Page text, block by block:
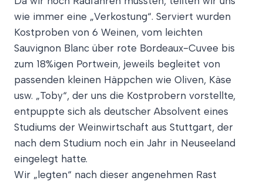
wie immer eine „Verkostung“. Serviert wurden
Kostproben von 6 Weinen, vom leichten
Sauvignon Blanc über rote Bordeaux-Cuvee bis
zum 18%igen Portwein, jeweils begleitet von
passenden kleinen Häppchen wie Oliven, Käse
usw. „Toby“, der uns die Kostprobern vorstellte,
entpuppte sich als deutscher Absolvent eines
Studiums der Weinwirtschaft aus Stuttgart, der
nach dem Studium noch ein Jahr in Neuseeland
eingelegt hatte.
Wir „legten“ nach dieser angenehmen Rast